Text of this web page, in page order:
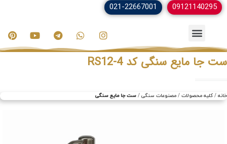
09121140295
021-22667001
ست جا مایع سنگی کد RS12-4
خانه کلیه محصولات مصنوعات سنگی ست جا مایع سنگی